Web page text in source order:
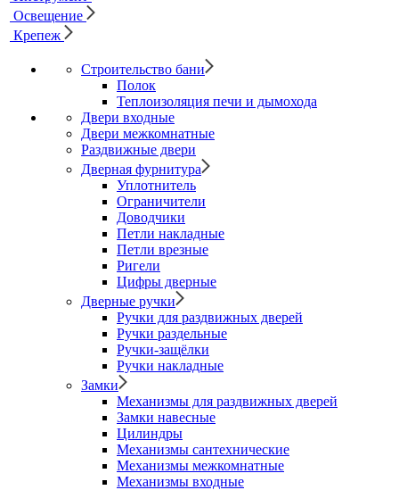
Освещение
Крепеж
Строительство бани
Полок
Теплоизоляция печи и дымохода
Двери входные
Двери межкомнатные
Раздвижные двери
Дверная фурнитура
Уплотнитель
Ограничители
Доводчики
Петли накладные
Петли врезные
Ригели
Цифры дверные
Дверные ручки
Ручки для раздвижных дверей
Ручки раздельные
Ручки-защёлки
Ручки накладные
Замки
Механизмы для раздвижных дверей
Замки навесные
Цилиндры
Механизмы сантехнические
Механизмы межкомнатные
Механизмы входные